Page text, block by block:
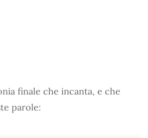
finale che incanta, e che
parole: